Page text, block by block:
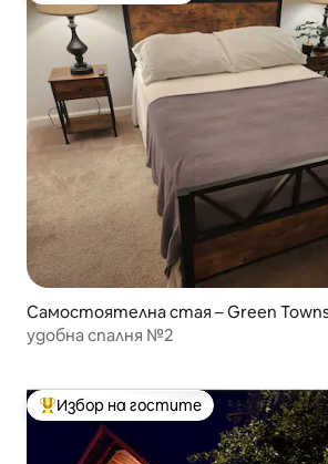
Самостоятелна стая – Green
удобна спалня №2
Най-популярен избор на гостите
Избор на гостите